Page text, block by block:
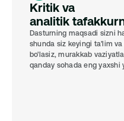
Kritik va
analitik
Dasturning maqsadi sizni
shunda siz keyingi ta'lim
bo'lasiz, murakkab
qanday sohada eng